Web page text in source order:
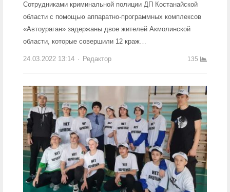
Сотрудниками криминальной полиции ДП Костанайской
области с помощью аппаратно-программных комплексов
«Автоураган» задержаны двое жителей Акмолинской
области, которые совершили 12 краж…
24.03.2022 13:14 Author
Редактор 135